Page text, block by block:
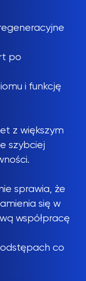
po
i funkcję
z większym
szybciej
sprawia, że
się w
współpracę
co